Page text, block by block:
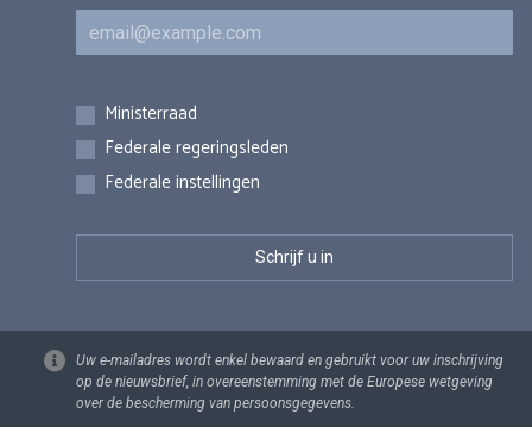
E-mail
Inschrijvingen
Ministerraad
Federale regeringsleden
Federale instellingen
Uw e-mailadres wordt enkel bewaard en gebruikt voor uw inschrijving
op de nieuwsbrief, in overeenstemming met de Europese wetgeving
over de bescherming van persoonsgegevens.